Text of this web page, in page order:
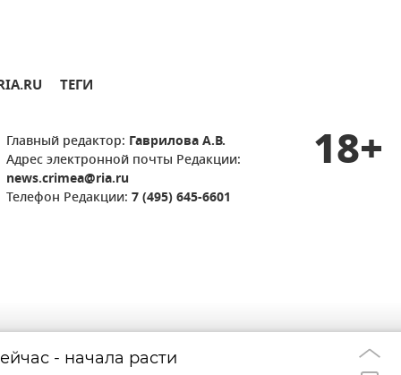
ТЕГИ
Главный редактор: Гаврилова А.В.
Адрес электронной почты Редакции:
news.crimea@ria.ru
Телефон Редакции: 7 (495) 645-6601
18+
- начала расти
В Крыму